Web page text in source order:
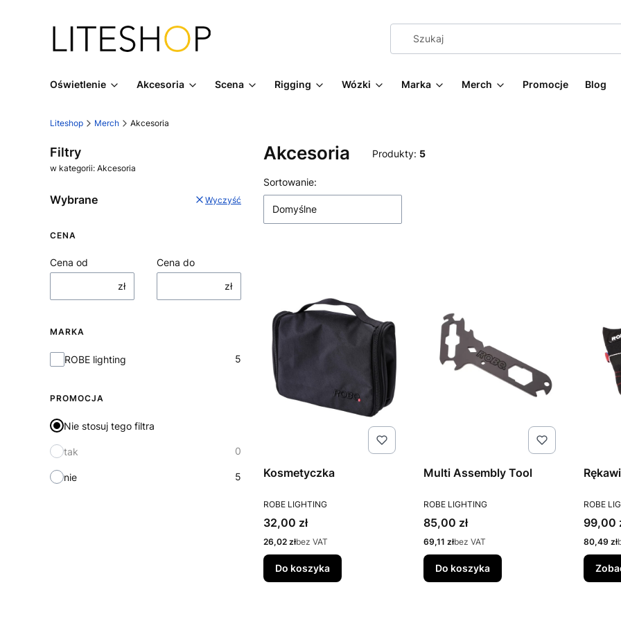
Oświetlenie Akcesoria Scena Rigging Wózki Marka Merch Promocje Blog
Liteshop Merch Akcesoria
Filtry
w kategorii: Akcesoria
Wybrane Wyczyść
CENA
Cena od
zł
Cena do
zł
MARKA
Marka
ROBE lighting 5
PROMOCJA
Nie stosuj tego filtra
tak 0
nie 5
Akcesoria Produkty: 5
Lista produktów
Sortowanie:
Domyślne
Kosmetyczka
PRODUCENT
ROBE LIGHTING
Cena
32,00 zł
Cena
26,02 złbez VAT
Do koszyka
Multi Assembly Tool
PRODUCENT
ROBE LIGHTING
Cena
85,00 zł
Cena
69,11 złbez VAT
Do koszyka
ROBE
Cena
99,00
Cena
80,49 zł